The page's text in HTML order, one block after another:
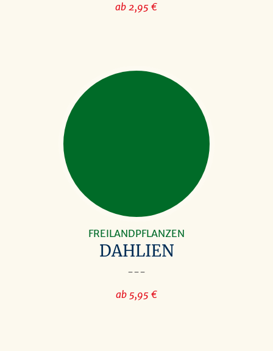
ab 2,95 €
DAHLIEN
FREILANDPFLANZEN
---
ab 5,95 €